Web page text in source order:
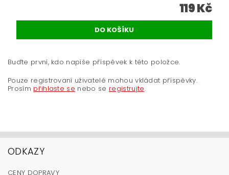
119 Kč
Buďte první, kdo napíše příspěvek k této položce.
Pouze registrovaní uživatelé mohou vkládat příspěvky.
Prosím přihlaste se nebo se registrujte.
ODKAZY
CENY DOPRAVY